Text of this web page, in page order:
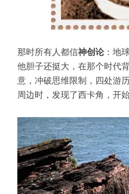
那时所有人都信神创论：地
他胆子还挺大，在那个时代
意，冲破思维限制，四处游
周边时，发现了西卡角，开